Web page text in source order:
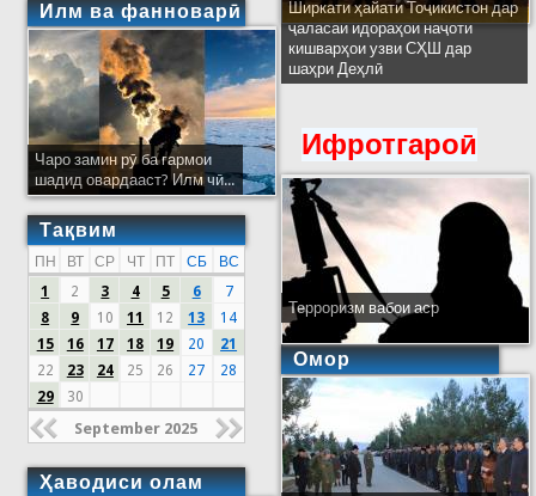
Илм ва фанноварӣ
Чаро замин рӯ ба гармои
шадид овардааст? Илм чӣ...
Тақвим
ПН ВТ СР ЧТ ПТ СБ
ВС
1
2 3 4 5 6
7
8
9 10 11 12 13
14
15
16 17 18 19 20
21
22
23 24 25 26 27
28
29
30
September 2025
Ҳаводиси олам
Ширкати ҳайати Тоҷикистон дар
ҷаласаи идораҳои наҷоти
кишварҳои узви СҲШ дар
шаҳри Деҳлӣ
Ифротгароӣ
Терроризм вабои аср
Омор